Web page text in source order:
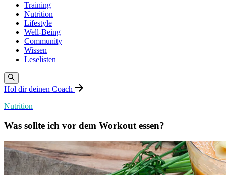
Training
Nutrition
Lifestyle
Well-Being
Community
Wissen
Leselisten
Hol dir deinen Coach
Nutrition
Was sollte ich vor dem Workout essen?